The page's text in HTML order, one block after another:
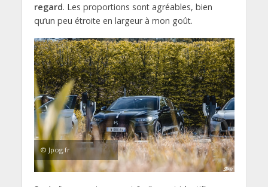
regard. Les proportions sont agréables, bien
qu’un peu étroite en largeur à mon goût.
© Jpog.fr